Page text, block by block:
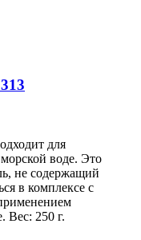
для
воде. Это
не содержащий
в комплексе с
Вес: 250 г.